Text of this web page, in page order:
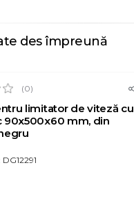
des împreună
(0)
limitator de viteză cu
90x500x60 mm, din